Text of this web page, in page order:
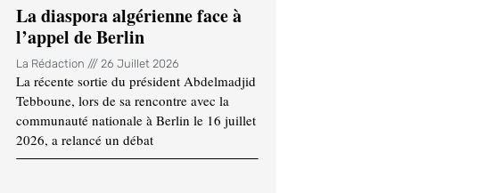
La diaspora algérienne face à
l’appel de Berlin
La Rédaction 26 Juillet 2026
La récente sortie du président Abdelmadjid
Tebboune, lors de sa rencontre avec la
communauté nationale à Berlin le 16 juillet
2026, a relancé un débat